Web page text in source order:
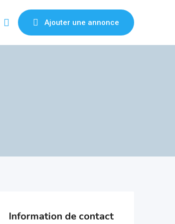
Ajouter une annonce
Information de contact